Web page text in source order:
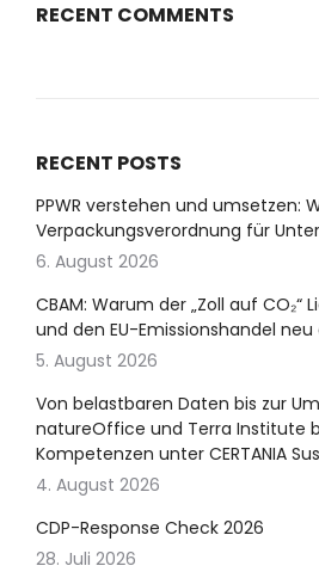
RECENT COMMENTS
RECENT POSTS
PPWR verstehen und umsetzen:
Verpackungsverordnung für
6. August 2026
CBAM: Warum der „Zoll auf CO₂“
und den EU-Emissionshandel
5. August 2026
Von belastbaren Daten bis zur
natureOffice und Terra Institute
Kompetenzen unter CERTANIA
4. August 2026
CDP-Response Check 2026
28. Juli 2026